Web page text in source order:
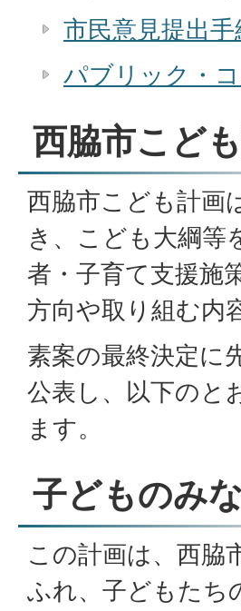
市民意見提出
パブリック・
西脇市こど
西脇市こども計画
き、こども大綱等
者・子育て支援施
方向や取り組む内
素案の最終決定に
公表し、以下のと
ます。
子どものみ
この計画は、西脇
ふれ、子どもたち